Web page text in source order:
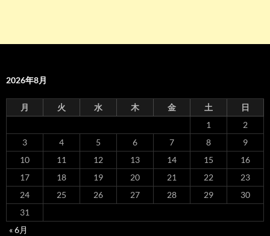
2026年8月
月 火 水 木 金 土
日
1
2
3
4 5 6 7 8
9
10
11 12 13 14 15
16
17
18 19 20 21 22
23
24
25 26 27 28 29
30
31
« 6月